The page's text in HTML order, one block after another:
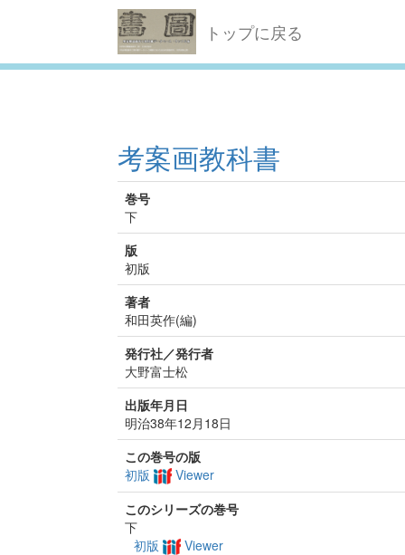
トップに戻る
考案画教科書
巻号
下
版
初版
著者
和田英作(編)
発行社／発行者
大野富士松
出版年月日
明治38年12月18日
この巻号の版
初版
Viewer
このシリーズの巻号
下
初版
Viewer